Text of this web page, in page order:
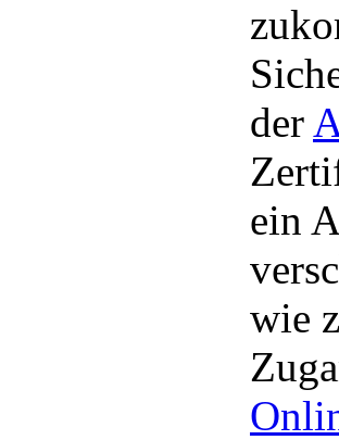
der
ein
wie